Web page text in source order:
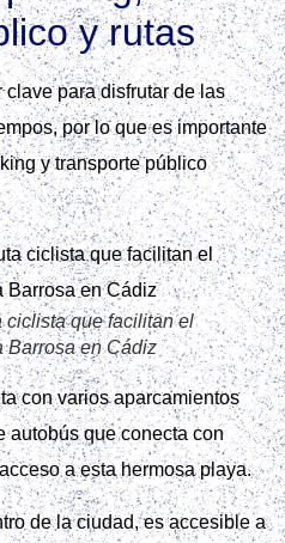
y rutas
clave para disfrutar de las
por lo que es importante
y transporte público
ciclista que facilitan el
Barrosa en Cádiz
con varios aparcamientos
autobús que conecta con
a esta hermosa playa.
de la ciudad, es accesible a